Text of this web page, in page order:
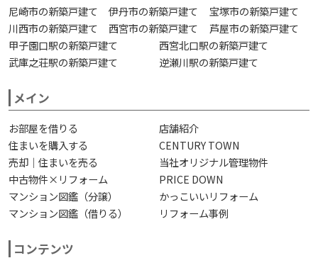
尼崎市の新築戸建て 伊丹市の新築戸建て
宝塚市の新築戸建て
川西市の新築戸建て
西宮市の新築戸建て
芦屋市の新築戸建て
甲子園口駅の新築戸建て
西宮北口駅の新築戸建て
武庫之荘駅の新築戸建て
逆瀬川駅の新築戸建て
メイン
お部屋を借りる
店舗紹介
住まいを購入する
CENTURY TOWN
売却｜住まいを売る
当社オリジナル管理物件
中古物件×リフォーム
PRICE DOWN
マンション図鑑（分譲）
かっこいいリフォーム
マンション図鑑（借りる）
リフォーム事例
コンテンツ